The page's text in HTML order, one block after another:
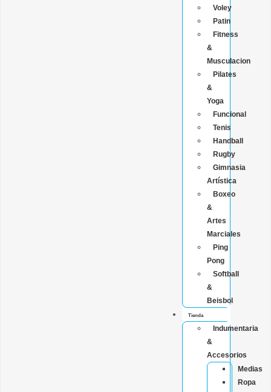
Voley
Patin
Fitness
&
Musculacion
Pilates
&
Yoga
Funcional
Tenis
Handball
Rugby
Gimnasia
Artística
Boxeo
&
Artes
Marciales
Ping
Pong
Softball
&
Beisbol
Tienda
Indumentaria
&
Accesorios
Medias
Ropa